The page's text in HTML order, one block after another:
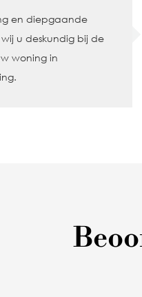
en diepgaande
u deskundig bij de
woning in